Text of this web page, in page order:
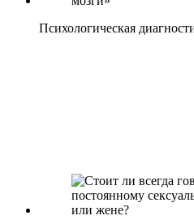
Психологическая